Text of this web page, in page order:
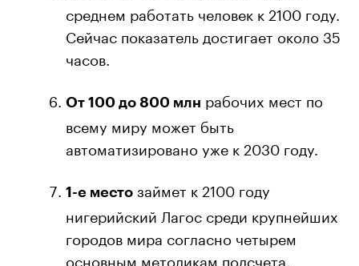
среднем работать человек к 2100 году.
Сейчас показатель достигает около 35
часов.
От 100 до 800 млн рабочих мест по
всему миру может быть
автоматизировано уже к 2030 году.
1-е место займет к 2100 году
нигерийский Лагос среди крупнейших
городов мира согласно четырем
основным методикам подсчета.